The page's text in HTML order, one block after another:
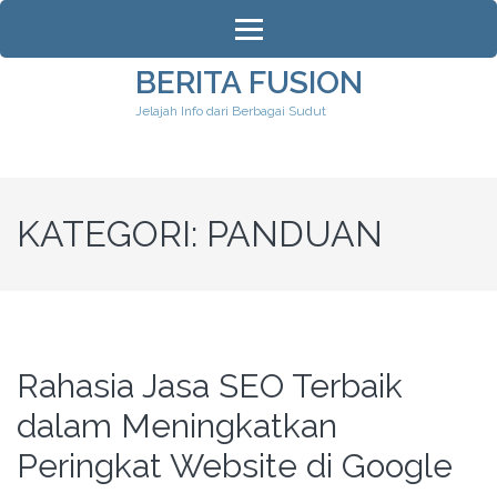
Lompat
konten
BERITA FUSION
Jelajah Info dari Berbagai Sudut
KATEGORI: PANDUAN
Rahasia Jasa SEO Terbaik
dalam Meningkatkan
Peringkat Website di Google